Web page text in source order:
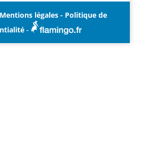
Mentions légales - Politique de
-